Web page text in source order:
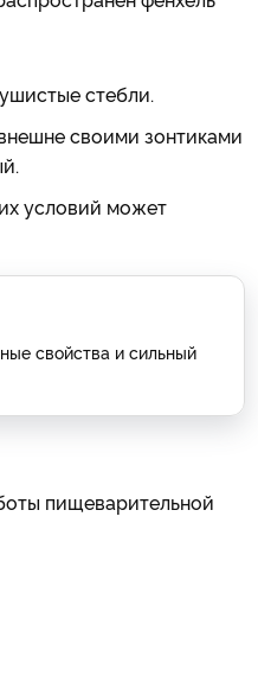
стебли.
своими зонтиками
условий может
свойства и сильный
пищеварительной